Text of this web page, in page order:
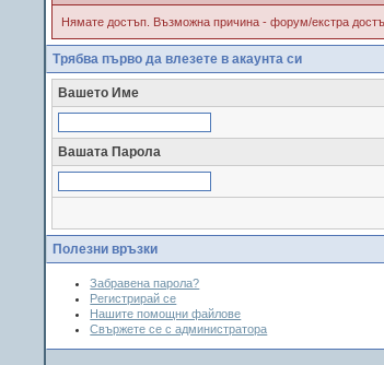
Нямате достъп. Възможна причина - форум/екстра
Трябва първо да влезете в акаунта си
Вашето Име
Вашата Парола
Полезни връзки
Забравена парола?
Регистрирай се
Нашите помощни файлове
Свържете се с администратора